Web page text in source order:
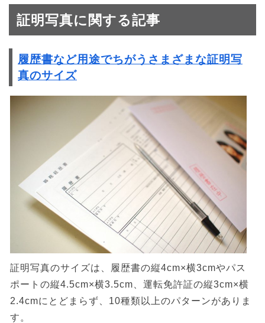
証明写真に関する記事
履歴書など用途でちがうさまざまな証明写
真のサイズ
証明写真のサイズは、履歴書の縦4cm×横3cmやパス
ポートの縦4.5cm×横3.5cm、運転免許証の縦3cm×横
2.4cmにとどまらず、10種類以上のパターンがありま
す。